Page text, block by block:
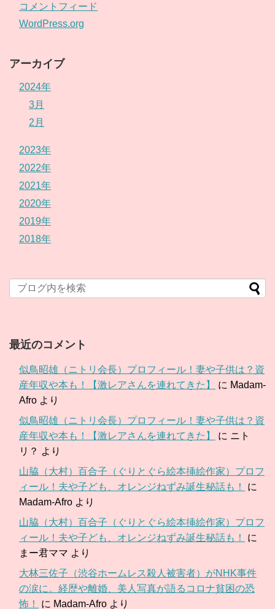
コメントフィード
WordPress.org
アーカイブ
2024年
3月
2月
2023年
2022年
2021年
2020年
2019年
2018年
最近のコメント
似鳥昭雄（ニトリ会長）プロフィール！妻や子供は？資
産年収や本も！【激レアさんを連れてきた】
に Madam-
Afro より
似鳥昭雄（ニトリ会長）プロフィール！妻や子供は？資
産年収や本も！【激レアさんを連れてきた】
に ニト
リ？ より
山脇（大村）百合子（ぐりとぐら絵本挿絵作家）プロフ
ィール！夫や子ども、オレンジねずみ誕生秘話も！
に
Madam-Afro より
山脇（大村）百合子（ぐりとぐら絵本挿絵作家）プロフ
ィール！夫や子ども、オレンジねずみ誕生秘話も！
に
まー君ママ より
大林三佐子（渋谷ホームレス殺人被害者）がNHK事件
の涙に。経歴や離婚、美人写真が語るコロナ貧困の恐
怖！
に Madam-Afro より